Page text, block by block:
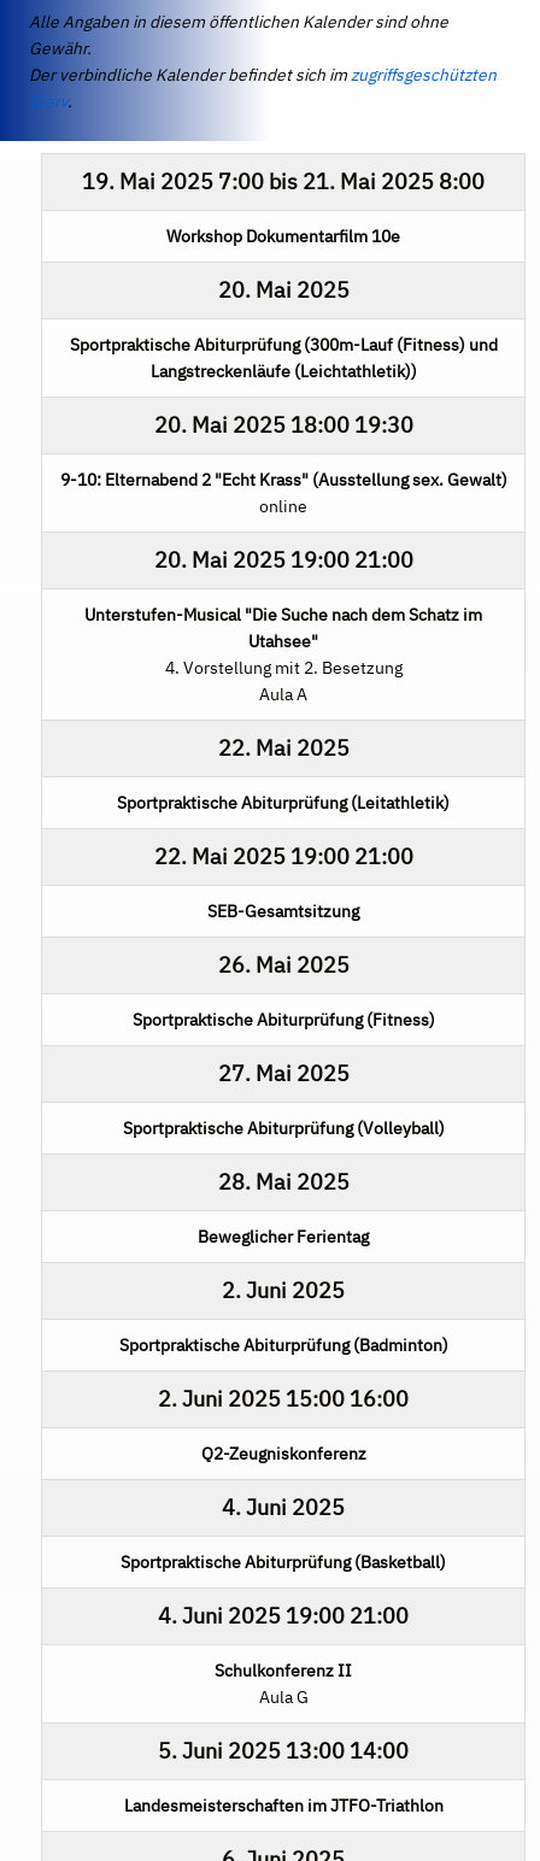
Alle Angaben in diesem öffentlichen Kalender sind ohne
Gewähr.
Der verbindliche Kalender befindet sich imzugriffsgeschützten
IServ.
19. Mai 2025 7:00 bis 21. Mai 2025 8:00
Workshop Dokumentarfilm 10e
20. Mai 2025
Sportpraktische Abiturprüfung (300m-Lauf (Fitness) und
Langstreckenläufe (Leichtathletik))
20. Mai 202518:00 19:30
9-10: Elternabend 2 "Echt Krass" (Ausstellung sex. Gewalt)
online
20. Mai 202519:00 21:00
Unterstufen-Musical "Die Suche nach dem Schatz im
Utahsee"
4. Vorstellung mit 2. Besetzung
Aula A
22. Mai 2025
Sportpraktische Abiturprüfung (Leitathletik)
22. Mai 202519:00 21:00
SEB-Gesamtsitzung
26. Mai 2025
Sportpraktische Abiturprüfung (Fitness)
27. Mai 2025
Sportpraktische Abiturprüfung (Volleyball)
28. Mai 2025
Beweglicher Ferientag
2. Juni 2025
Sportpraktische Abiturprüfung (Badminton)
2. Juni 2025 15:00 16:00
Q2-Zeugniskonferenz
4. Juni 2025
Sportpraktische Abiturprüfung (Basketball)
4. Juni 2025 19:00 21:00
Schulkonferenz II
Aula G
5. Juni 2025 13:00 14:00
Landesmeisterschaften im JTFO-Triathlon